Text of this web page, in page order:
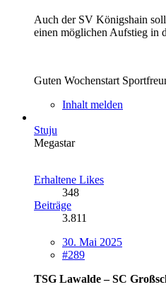
Auch der SV Königshain
einen möglichen Aufstieg in
Guten Wochenstart
Inhalt melden
Stuju
Megastar
Erhaltene Likes
348
Beiträge
3.811
30. Mai 2025
#289
TSG Lawalde – SC